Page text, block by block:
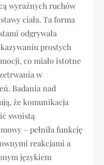
wyraźnych ruchów
ciała. Ta forma
odgrywała
prostych
co miało istotne
w
Badania nad
że komunikacja
swoistą
– pełniła funkcję
reakcjami a
językiem